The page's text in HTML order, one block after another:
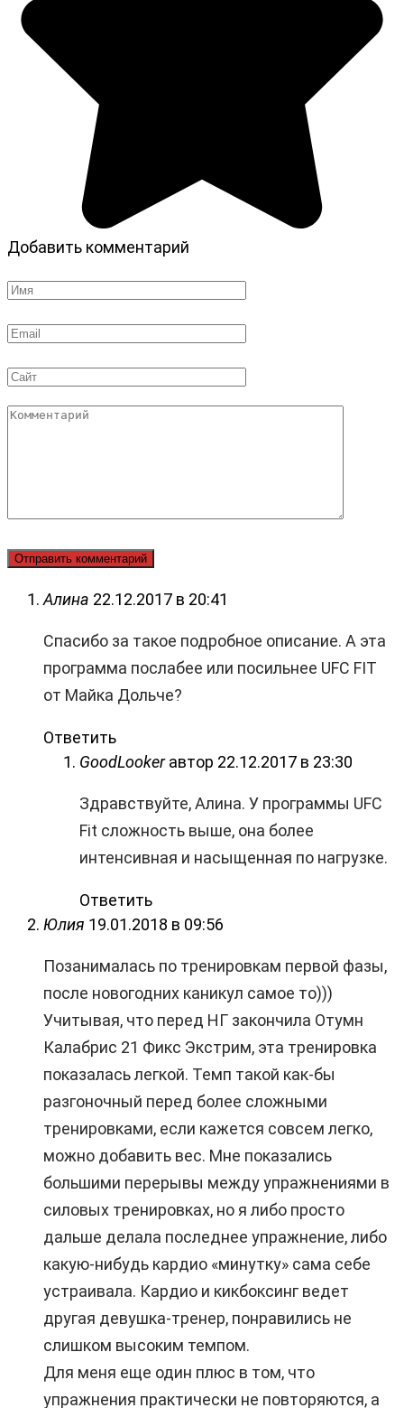
Добавить комментарий
Имя
Email
Сайт
Комментарий
Алина 22.12.2017 в 20:41
Спасибо за такое подробное описание. А эта
программа послабее или посильнее UFC FIT
от Майка Дольче?
Ответить
GoodLooker автор 22.12.2017 в 23:30
Здравствуйте, Алина. У программы UFC
Fit сложность выше, она более
интенсивная и насыщенная по нагрузке.
Ответить
Юлия 19.01.2018 в 09:56
Позанималась по тренировкам первой фазы,
после новогодних каникул самое то)))
Учитывая, что перед НГ закончила Отумн
Калабрис 21 Фикс Экстрим, эта тренировка
показалась легкой. Темп такой как-бы
разгоночный перед более сложными
тренировками, если кажется совсем легко,
можно добавить вес. Мне показались
большими перерывы между упражнениями в
силовых тренировках, но я либо просто
дальше делала последнее упражнение, либо
какую-нибудь кардио «минутку» сама себе
устраивала. Кардио и кикбоксинг ведет
другая девушка-тренер, понравились не
слишком высоким темпом.
Для меня еще один плюс в том, что
упражнения практически не повторяются, а